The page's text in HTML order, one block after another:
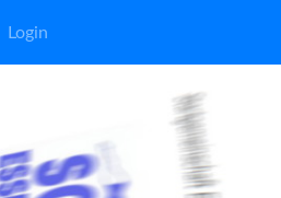
Login